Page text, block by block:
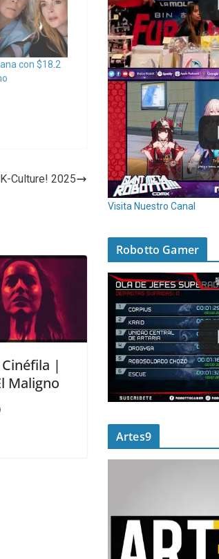
con $18.2
Culture! 2025
|
Maligno
Visita Nuestro Canal
Robotto Gamer
Artes9